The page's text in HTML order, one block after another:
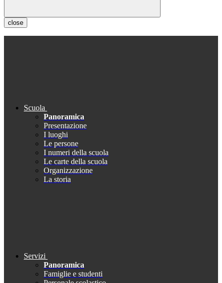
close
Scuola
Panoramica
Presentazione
I luoghi
Le persone
I numeri della scuola
Le carte della scuola
Organizzazione
La storia
Servizi
Panoramica
Famiglie e studenti